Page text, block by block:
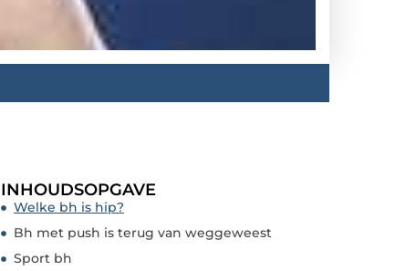
INHOUDSOPGAVE
Welke bh is hip?
Bh met push is terug van weggeweest
Sport bh